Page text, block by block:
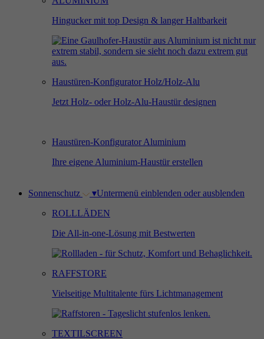
Hingucker mit top Design & langer Haltbarkeit
Haustüren-Konfigurator Holz/Holz-Alu
Jetzt Holz- oder Holz-Alu-Haustür designen
Haustüren-Konfigurator Aluminium
Ihre eigene Aluminium-Haustür erstellen
Sonnenschutz ▾Untermenü einblenden oder ausblenden
ROLLLÄDEN
Die All-in-one-Lösung mit Bestwerten
RAFFSTORE
Vielseitige Multitalente fürs Lichtmanagement
TEXTILSCREEN